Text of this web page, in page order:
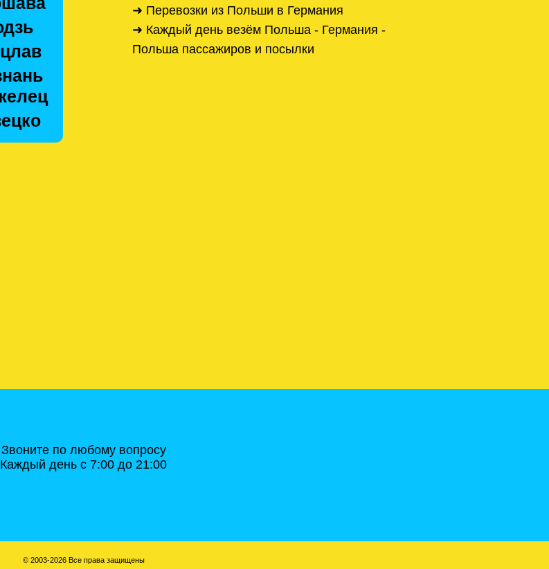
➜ Перевозки из Польши в Германия
➜ Каждый день везём Польша - Германия -
Польша пассажиров и посылки
Звоните по любому вопросу
Каждый день с 7:00 до 21:00
© 2003-2026 Все права защищены